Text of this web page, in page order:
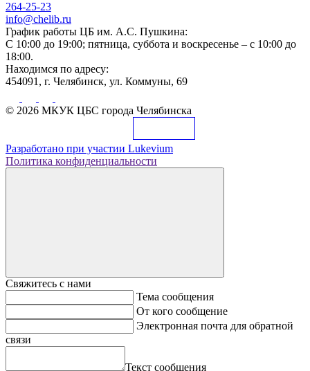
264-25-23
info@chelib.ru
График работы ЦБ им. А.С. Пушкина:
С 10:00 до 19:00; пятница, суббота и воскресенье – с 10:00 до
18:00.
Находимся по адресу:
454091, г. Челябинск, ул. Коммуны, 69
© 2026 МКУК ЦБС города Челябинска
Разработано при участии Lukevium
Политика конфиденциальности
Свяжитесь с нами
Тема сообщения
От кого сообщение
Электронная почта для обратной
связи
Текст сообщения